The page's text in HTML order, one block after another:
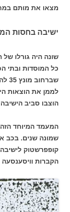
מצאו את מותם
ישיבה בחסות
שונה היה גורלו
כל המוסדות ובתי
לממן את הוצאות
הוצבו סביב
המעמד המיוחד
קופפרשטוק
הקברות וויסענסעה